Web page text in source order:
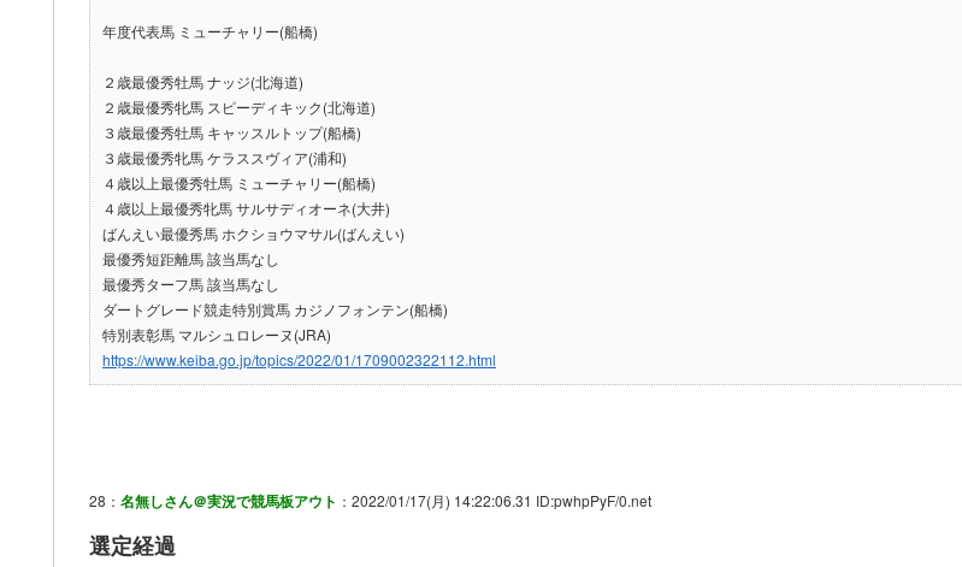
年度代表馬 ミューチャリー(船橋)
２歳最優秀牡馬 ナッジ(北海道)
２歳最優秀牝馬 スピーディキック(北海道)
３歳最優秀牡馬 キャッスルトップ(船橋)
３歳最優秀牝馬 ケラススヴィア(浦和)
４歳以上最優秀牡馬 ミューチャリー(船橋)
４歳以上最優秀牝馬 サルサディオーネ(大井)
ばんえい最優秀馬 ホクショウマサル(ばんえい)
最優秀短距離馬 該当馬なし
最優秀ターフ馬 該当馬なし
ダートグレード競走特別賞馬 カジノフォンテン(船橋)
特別表彰馬 マルシュロレーヌ(JRA)
https://www.keiba.go.jp/topics/2022/01/1709002322112.html
28： 名無しさん＠実況で競馬板アウト ：2022/01/17(月) 14:22:06.31 ID:pwhpPyF/0.net
選定経過